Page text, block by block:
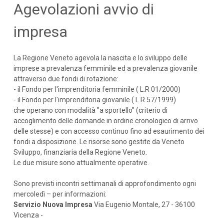
Agevolazioni avvio di
impresa
La Regione Veneto agevola la nascita e lo sviluppo delle
imprese a prevalenza femminile ed a prevalenza giovanile
attraverso due fondi di rotazione:
- il Fondo per l'imprenditoria femminile ( L.R 01/2000)
- il Fondo per l'imprenditoria giovanile ( L.R 57/1999)
che operano con modalità "a sportello" (criterio di
accoglimento delle domande in ordine cronologico di arrivo
delle stesse) e con accesso continuo fino ad esaurimento dei
fondi a disposizione. Le risorse sono gestite da Veneto
Sviluppo, finanziaria della Regione Veneto.
Le due misure sono attualmente operative.
Sono previsti incontri settimanali di approfondimento ogni
mercoledì – per informazioni:
Servizio Nuova Impresa Via Eugenio Montale, 27 - 36100
Vicenza -